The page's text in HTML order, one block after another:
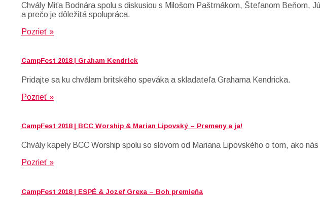
Chvály Miťa Bodnára spolu s diskusiou s Milošom Paštrnákom, Štefanom Beňom,
a prečo je dôležitá spolupráca.
Pozrieť »
CampFest 2018 | Graham Kendrick
Pridajte sa ku chválam britského speváka a skladateľa Grahama Kendricka.
Pozrieť »
CampFest 2018 | BCC Worship & Marian Lipovský – Premeny a ja!
Chvály kapely BCC Worship spolu so slovom od Mariana Lipovského o tom, ako
Pozrieť »
CampFest 2018 | ESPÉ & Jozef Grexa – Boh premieňa